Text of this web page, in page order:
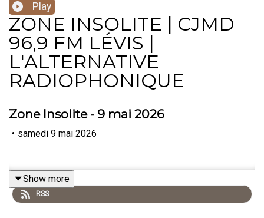
Play
ZONE INSOLITE | CJMD
96,9 FM LÉVIS |
L'ALTERNATIVE
RADIOPHONIQUE
Zone Insolite - 9 mai 2026
• samedi 9 mai 2026
Show more
RSS